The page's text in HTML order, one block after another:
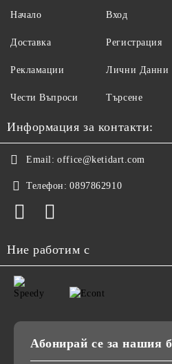
Начало
Доставка
Рекламации
Чести Въпроси
Вход
Регистрация
Лични Данни
Търсене
Информация за контакти:
Email: office@ketidart.com
Телефон: 0897862910
Ние работим с
Абонирай се за нашия